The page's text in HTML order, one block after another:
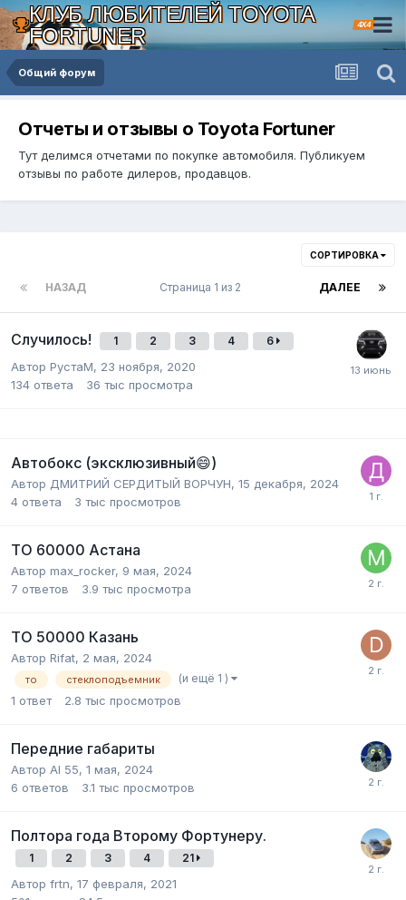
КЛУБ ЛЮБИТЕЛЕЙ TOYOTA
FORTUNER
4X4
Общий форум
Отчеты и отзывы о Toyota Fortuner
Тут делимся отчетами по покупке автомобиля. Публикуем
отзывы по работе дилеров, продавцов.
СОРТИРОВКА
НАЗАД ДАЛЕЕ
Страница 1 из 2
Случилось! 1 2 3 4 6
Автор РустаM, 23 ноября, 2020
134 ответа 36 тыс просмотра
Автобокс (эксклюзивный😄)
Автор ДМИТРИЙ СЕРДИТЫЙ ВОРЧУН, 15 декабря, 2024
4 ответа 3 тыс просмотров
ТО 60000 Астана
Автор max_rocker, 9 мая, 2024
7 ответов 3.9 тыс просмотра
ТО 50000 Казань
Автор Rifat, 2 мая, 2024
то стеклоподъемник (и ещё 1 )
1 ответ 2.8 тыс просмотров
Передние габариты
Автор Al 55, 1 мая, 2024
6 ответов 3.1 тыс просмотров
Полтора года Второму Фортунеру.
1 2 3 4 21
Автор frtn, 17 февраля, 2021